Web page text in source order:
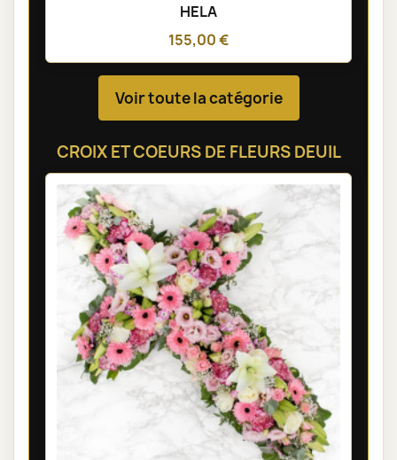
HELA
155,00 €
Voir toute la catégorie
CROIX ET COEURS DE FLEURS DEUIL